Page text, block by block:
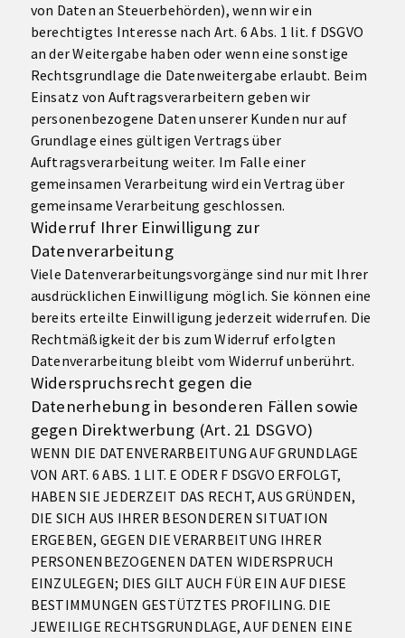
von Daten an Steuerbehörden), wenn wir ein
berechtigtes Interesse nach Art. 6 Abs. 1 lit. f DSGVO
an der Weitergabe haben oder wenn eine sonstige
Rechtsgrundlage die Datenweitergabe erlaubt. Beim
Einsatz von Auftragsverarbeitern geben wir
personenbezogene Daten unserer Kunden nur auf
Grundlage eines gültigen Vertrags über
Auftragsverarbeitung weiter. Im Falle einer
gemeinsamen Verarbeitung wird ein Vertrag über
gemeinsame Verarbeitung geschlossen.
Widerruf Ihrer Einwilligung zur
Datenverarbeitung
Viele Datenverarbeitungsvorgänge sind nur mit Ihrer
ausdrücklichen Einwilligung möglich. Sie können eine
bereits erteilte Einwilligung jederzeit widerrufen. Die
Rechtmäßigkeit der bis zum Widerruf erfolgten
Datenverarbeitung bleibt vom Widerruf unberührt.
Widerspruchsrecht gegen die
Datenerhebung in besonderen Fällen sowie
gegen Direktwerbung (Art. 21 DSGVO)
WENN DIE DATENVERARBEITUNG AUF GRUNDLAGE
VON ART. 6 ABS. 1 LIT. E ODER F DSGVO ERFOLGT,
HABEN SIE JEDERZEIT DAS RECHT, AUS GRÜNDEN,
DIE SICH AUS IHRER BESONDEREN SITUATION
ERGEBEN, GEGEN DIE VERARBEITUNG IHRER
PERSONENBEZOGENEN DATEN WIDERSPRUCH
EINZULEGEN; DIES GILT AUCH FÜR EIN AUF DIESE
BESTIMMUNGEN GESTÜTZTES PROFILING. DIE
JEWEILIGE RECHTSGRUNDLAGE, AUF DENEN EINE